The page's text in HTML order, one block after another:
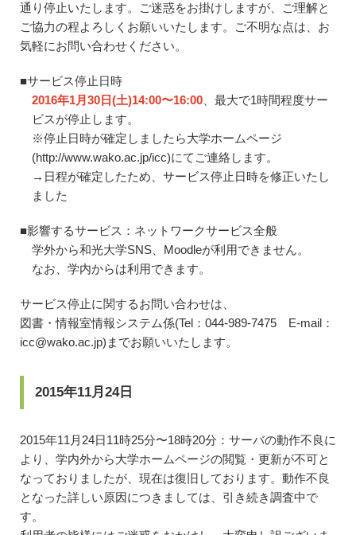
通り停止いたします。ご迷惑をお掛けしますが、ご理解と
ご協力の程よろしくお願いいたします。ご不明な点は、お
気軽にお問い合わせください。
■サービス停止日時
2016年1月30日(土)14:00〜16:00 、最大で1時間程度サー
ビスが停止します。
※停止日時が確定しましたら大学ホームページ
(http://www.wako.ac.jp/icc)にてご連絡します。
→日程が確定したため、サービス停止日時を修正いたし
ました
■影響するサービス：ネットワークサービス全般
学外から和光大学SNS、Moodleが利用できません。
なお、学内からは利用できます。
サービス停止に関するお問い合わせは、
図書・情報室情報システム係(Tel：044-989-7475 E-mail：
icc@wako.ac.jp)までお願いいたします。
2015年11月24日
2015年11月24日11時25分〜18時20分：サーバの動作不良に
より、学内外から大学ホームページの閲覧・更新が不可と
なっておりましたが、現在は復旧しております。動作不良
となった詳しい原因につきましては、引き続き調査中で
す。